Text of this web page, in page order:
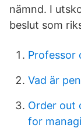
nämnd. I
beslut som
Professor
Vad är
Order out
for